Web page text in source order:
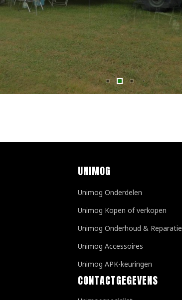
UNIMOG
Unimog Onderdelen
Unimog Kopen of verkopen
Unimog Onderhoud & Reparatie
Unimog Accessoires
Unimog APK-keuringen
CONTACTGEGEVENS